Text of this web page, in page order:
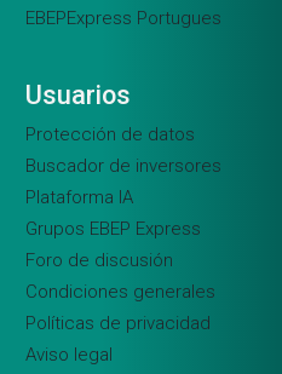
EBEPExpress Portugues
Usuarios
Protección de datos
Buscador de inversores
Plataforma IA
Grupos EBEP Express
Foro de discusión
Condiciones generales
Políticas de privacidad
Aviso legal